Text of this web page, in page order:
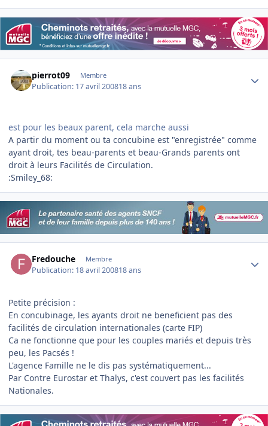
pierrot09 Membre
Publication: 17 avril 200818 ans
est pour les beaux parent, cela marche aussi
A partir du moment ou ta concubine est "enregistrée" comme
ayant droit, tes beau-parents et beau-Grands parents ont
droit à leurs Facilités de Circulation.
:Smiley_68:
Fredouche Membre
Publication: 18 avril 200818 ans
Petite précision :
En concubinage, les ayants droit ne beneficient pas des
facilités de circulation internationales (carte FIP)
Ca ne fonctionne que pour les couples mariés et depuis très
peu, les Pacsés !
L'agence Famille ne le dis pas systématiquement...
Par Contre Eurostar et Thalys, c'est couvert pas les facilités
Nationales.